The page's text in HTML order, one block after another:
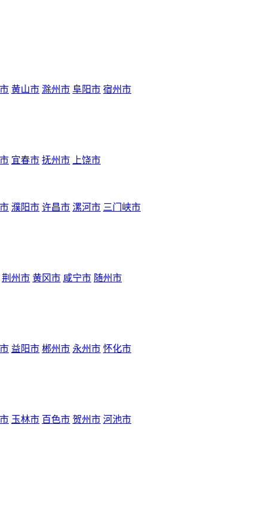
黄山市 滁州市 阜阳市 宿州市
宜春市 抚州市 上饶市
濮阳市 许昌市 漯河市 三门峡市
荆州市 黄冈市 咸宁市 随州市
益阳市 郴州市 永州市 怀化市
玉林市 百色市 贺州市 河池市